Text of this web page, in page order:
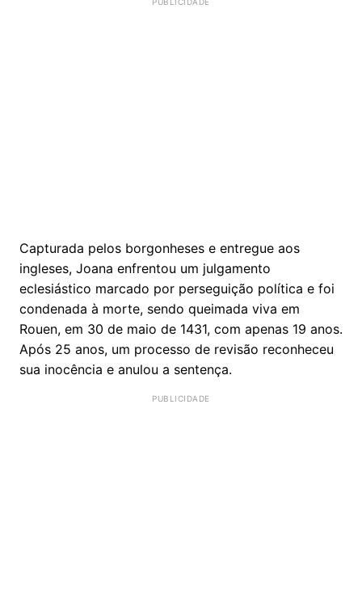
Capturada pelos borgonheses e entregue aos
ingleses, Joana enfrentou um julgamento
eclesiástico marcado por perseguição política e foi
condenada à morte, sendo queimada viva em
Rouen, em 30 de maio de 1431, com apenas 19 anos.
Após 25 anos, um processo de revisão reconheceu
sua inocência e anulou a sentença.